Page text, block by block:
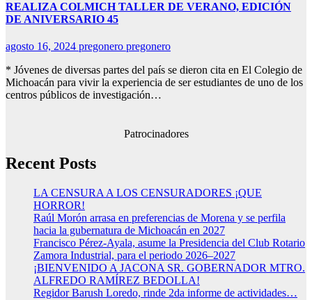
REALIZA COLMICH TALLER DE VERANO, EDICIÓN
DE ANIVERSARIO 45
agosto 16, 2024 pregonero pregonero
* Jóvenes de diversas partes del país se dieron cita en El Colegio de
Michoacán para vivir la experiencia de ser estudiantes de uno de los
centros públicos de investigación…
Patrocinadores
Recent Posts
LA CENSURA A LOS CENSURADORES ¡QUE
HORROR!
Raúl Morón arrasa en preferencias de Morena y se perfila
hacia la gubernatura de Michoacán en 2027
Francisco Pérez-Ayala, asume la Presidencia del Club Rotario
Zamora Industrial, para el periodo 2026–2027
¡BIENVENIDO A JACONA SR. GOBERNADOR MTRO.
ALFREDO RAMÍREZ BEDOLLA!
Regidor Barush Loredo, rinde 2da informe de actividades…